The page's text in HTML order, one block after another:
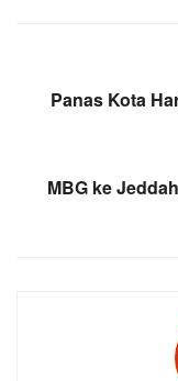
Panas Kota
MBG ke